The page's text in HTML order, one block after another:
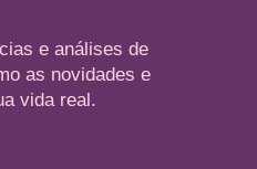
e análises de
as novidades e
vida real.